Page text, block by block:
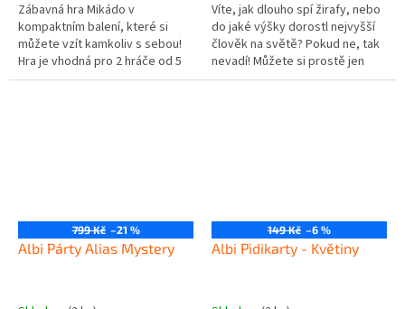
Zábavná hra Mikádo v
kompaktním balení, které si
můžete vzít kamkoliv s sebou!
Hra je vhodná pro 2 hráče od 5
let.
Víte, jak dlouho spí žirafy, nebo
do jaké výšky dorostl nejvyšší
člověk na světě? Pokud ne, tak
nevadí! Můžete si prostě jen
tipnout! V párty hře Tipni si
799 Kč –21 %
Albi Párty Alias Mystery
149 Kč –6 %
Albi Pidikarty - Květiny